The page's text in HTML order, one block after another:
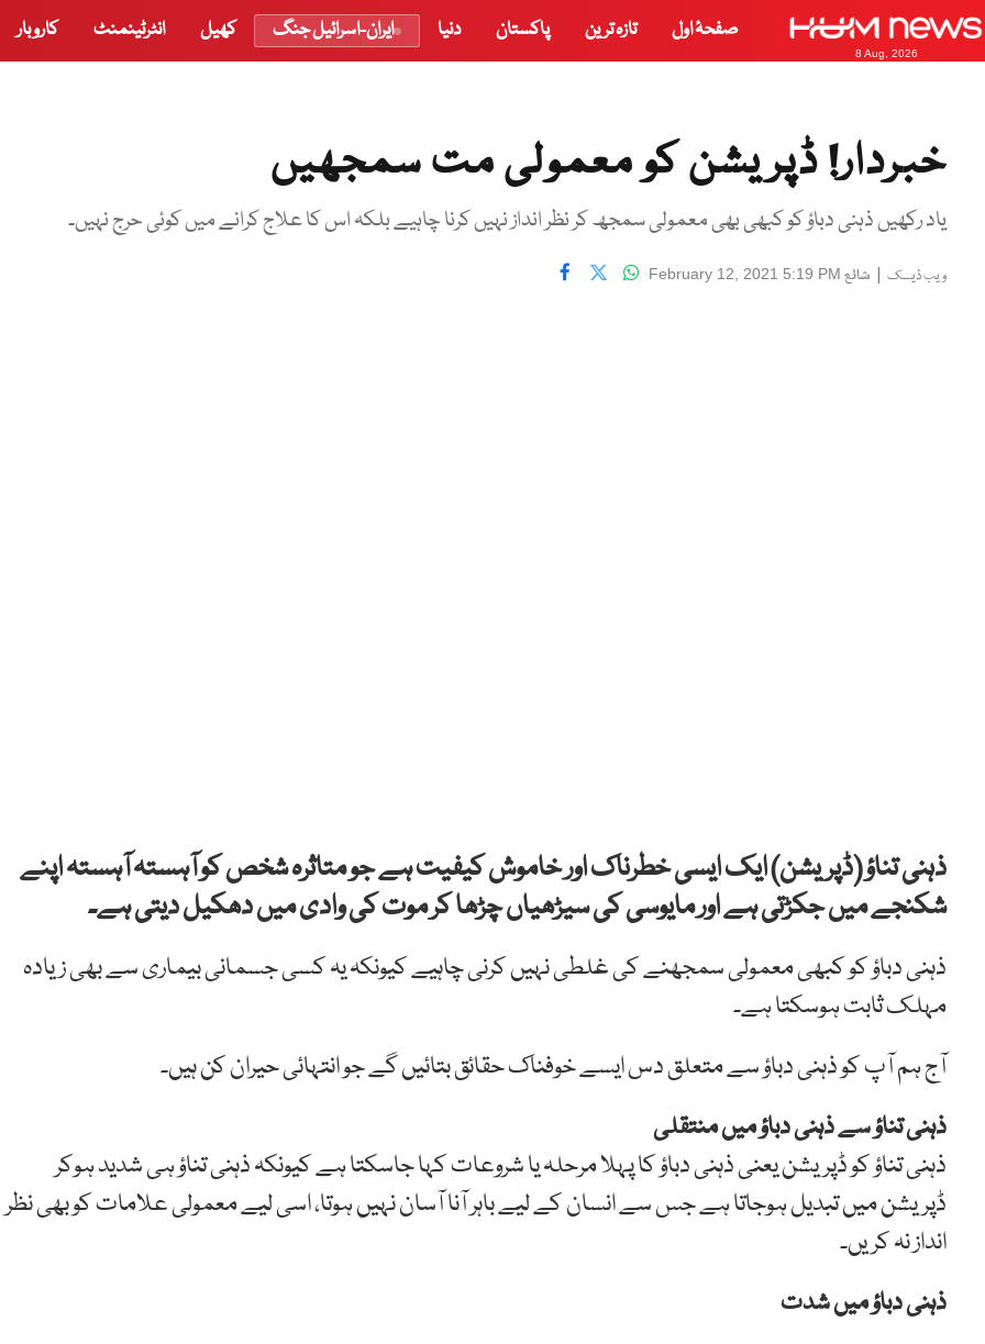
8 Aug, 2026
صفحۂ اول تازہ ترین پاکستان دنیا ایران-اسرائیل جنگ کھیل انٹرٹینمنٹ کاروبار
خبردار! ڈپریشن کو معمولی مت سمجھیں
یاد رکھیں ذہنی دباؤ کو کبھی بھی معمولی سمجھ کر نظر انداز نہیں کرنا چاہیے بلکہ اس کا علاج کرانے میں کوئی حرج نہیں۔
ویب ڈیسک | شائع February 12, 2021 5:19 PM
ذہنی تناؤ (ڈپریشن) ایک ایسی خطرناک اور خاموش کیفیت ہے جو متاثرہ شخص کو آہستہ آہستہ اپنے
شکنجے میں جکڑتی ہے اور مایوسی کی سیڑھیاں چڑھا کر موت کی وادی میں دھکیل دیتی ہے۔
ذہنی دباؤ کو کبھی معمولی سمجھنے کی غلطی نہیں کرنی چاہیے کیونکہ یہ کسی جسمانی بیماری سے بھی زیادہ
مہلک ثابت ہوسکتا ہے۔
آج ہم آپ کو ذہنی دباؤ سے متعلق دس ایسے خوفناک حقائق بتائیں گے جو انتہائی حیران کن ہیں۔
ذہنی تناؤ سے ذہنی دباؤ میں منتقلی
ذہنی تناؤ کو ڈپریشن یعنی ذہنی دباؤ کا پہلا مرحلہ یا شروعات کہا جاسکتا ہے کیونکہ ذہنی تناؤ ہی شدید ہوکر
ڈپریشن میں تبدیل ہوجاتا ہے جس سے انسان کے لیے باہر آنا آسان نہیں ہوتا، اسی لیے معمولی علامات کو بھی نظر
انداز نہ کریں۔
ذہنی دباؤ میں شدت